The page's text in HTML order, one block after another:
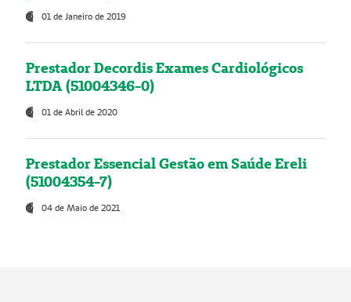
01 de Janeiro de 2019
Prestador Decordis Exames Cardiológicos
LTDA (51004346-0)
01 de Abril de 2020
Prestador Essencial Gestão em Saúde Ereli
(51004354-7)
04 de Maio de 2021